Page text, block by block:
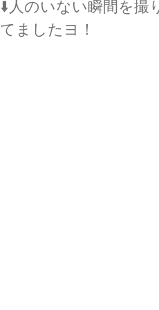
⬇️人のいない瞬間を撮
てましたヨ！